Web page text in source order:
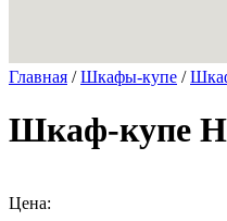
Главная /Шкафы-купе /
Шкаф-купе
Цена: